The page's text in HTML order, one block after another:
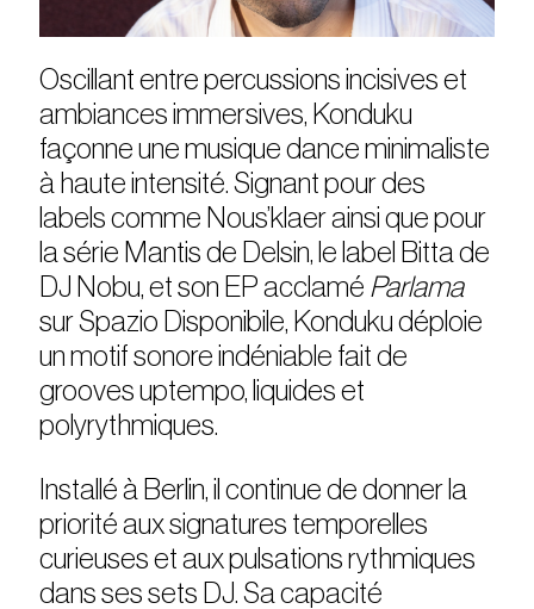
privatisations
Oscillant entre percussions incisives et
ambiances immersives, Konduku
façonne une musique dance minimaliste
à haute intensité. Signant pour des
labels comme Nous’klaer ainsi que pour
la série Mantis de Delsin, le label Bitta de
DJ Nobu, et son EP acclamé Parlama
sur Spazio Disponibile, Konduku déploie
un motif sonore indéniable fait de
grooves uptempo, liquides et
polyrythmiques.
Installé à Berlin, il continue de donner la
priorité aux signatures temporelles
curieuses et aux pulsations rythmiques
dans ses sets DJ. Sa capacité